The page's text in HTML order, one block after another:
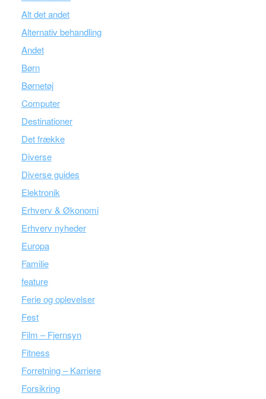
Alt det andet
Alternativ behandling
Andet
Børn
Børnetøj
Computer
Destinationer
Det frække
Diverse
Diverse guides
Elektronik
Erhverv & Økonomi
Erhverv nyheder
Europa
Familie
feature
Ferie og oplevelser
Fest
Film – Fjernsyn
Fitness
Forretning – Karriere
Forsikring